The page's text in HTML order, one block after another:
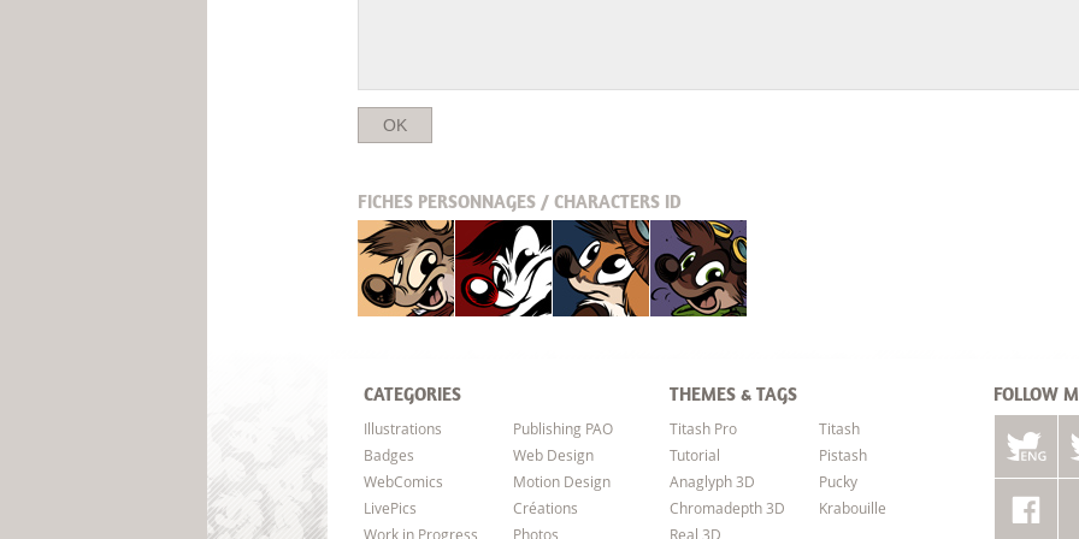
FICHES PERSONNAGES / CHARACTERS ID
Titash Pistash Pucky Krabouille
CATEGORIES
Illustrations
Badges
WebComics
LivePics
Work in Progress
Publishing PAO
Web Design
Motion Design
Créations
Photos
THEMES & TAGS
Titash Pro
Tutorial
Anaglyph 3D
Chromadepth 3D
Real 3D
Titash
Pistash
Pucky
Krabouille
FOLLOW